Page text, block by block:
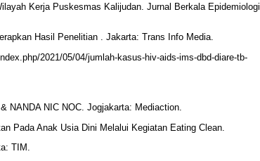
Kerja Puskesmas Kalijudan. Jurnal Berkala Epidemiologi,
Hasil Penelitian . Jakarta: Trans Info Media.
2021/05/04/jumlah-kasus-hiv-aids-ims-dbd-diare-tb-
NANDA NIC NOC. Jogjakarta: Mediaction.
Pada Anak Usia Dini Melalui Kegiatan Eating Clean.
TIM.